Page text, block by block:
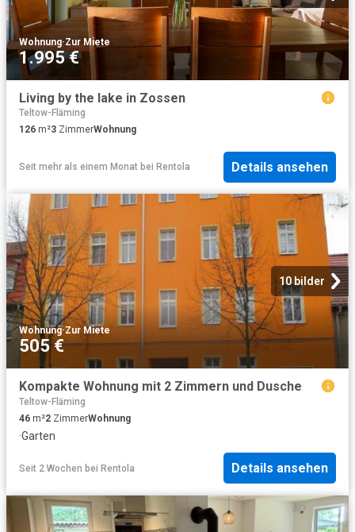
Wohnung·Zur Miete
1.995 €
Living by the lake in Zossen
Teltow-Fläming
126 m²3 ZimmerWohnung
Seit mehr als einem Monat bei Rentola Details ansehen
10 bilder
Wohnung·Zur Miete
505 €
Kompakte Wohnung mit 2 Zimmern und Dusche
Teltow-Fläming
46 m²2 ZimmerWohnung
·Garten
Seit 2 Wochen bei Rentola Details ansehen